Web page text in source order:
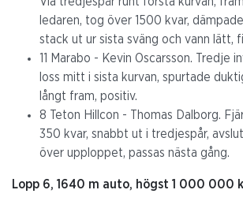
ledaren, tog över 1500 kvar,
stack ut ur sista sväng och vann lätt,
11 Marabo - Kevin Oscarsson. Tredje
loss mitt i sista kurvan, spurtade
långt fram, positiv.
8 Teton Hillcon - Thomas Dalborg.
350 kvar, snabbt ut i tredjespår,
över upploppet, passas nästa gång.
Lopp 6, 1640 m auto, högst 1 000 000